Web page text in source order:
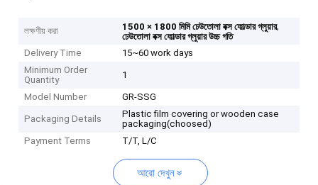
লক্ষণীয় করা 1500 × 1800 মিমি ঢেউতোলা বক্স ফোল্ডার গ্লুয়ার,
ঢেউতোলা বক্স ফোল্ডার গ্লুয়ার উচ্চ গতি
Delivery Time
15~60 work days
Minimum Order
Quantity
1
Model Number GR-SSG
Packaging Details
Plastic film covering or wooden case
packaging(choosed)
Payment Terms
T/T, L/C
আরো দেখুন